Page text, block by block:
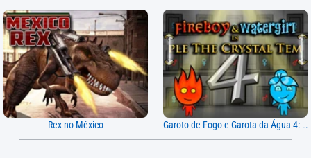
Rex no México Garoto de Fogo e Garota da Água 4: Templo de Cristal